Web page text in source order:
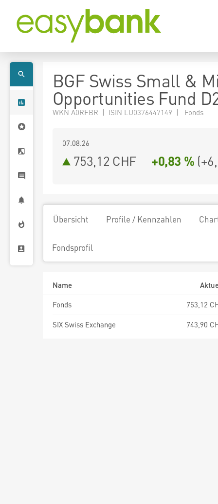
BGF Swiss Small &
Opportunities Fund
WKN A0RFBR | ISIN LU0376447149 | Fonds
07.08.26
753,12 CHF +0,83 % (
Übersicht Profile / Kennzahlen
Fondsprofil
Name
Fonds
753,12
SIX Swiss Exchange 743,90